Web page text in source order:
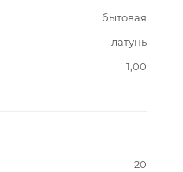
бытовая
латунь
1,00
20